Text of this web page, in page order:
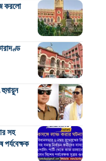
করলো
সহ
পর্যবেক্ষক